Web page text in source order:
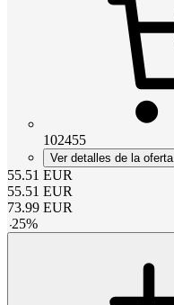
102455
Ver detalles de la oferta
55.51 EUR
55.51 EUR
73.99 EUR
-25%